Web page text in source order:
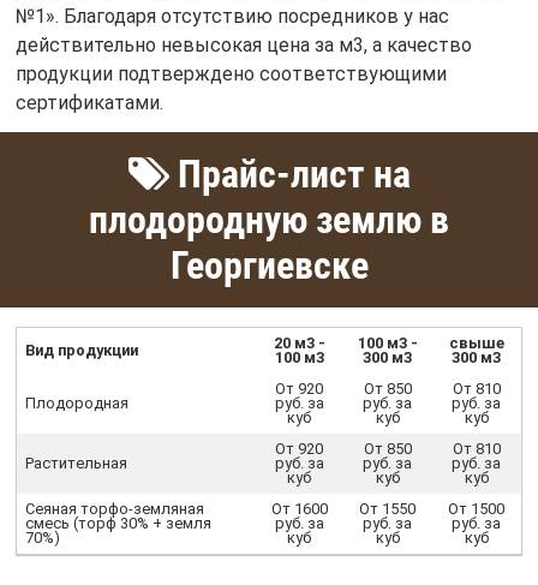
№1». Благодаря отсутствию посредников у нас
действительно невысокая цена за м3, а качество
продукции подтверждено соответствующими
сертификатами.
Прайс-лист на
плодородную землю в
Георгиевске
Вид продукции
20 м3 -
100 м3
100 м3 -
300 м3
свыше
300 м3
Плодородная
От 920
руб. за
куб
От 850
руб. за
куб
От 810
руб. за
куб
Растительная
От 920
руб. за
куб
От 850
руб. за
куб
От 810
руб. за
куб
Сеяная торфо-земляная
смесь (торф 30% + земля
70%)
От 1600
руб. за
куб
От 1550
руб. за
куб
От 1500
руб. за
куб